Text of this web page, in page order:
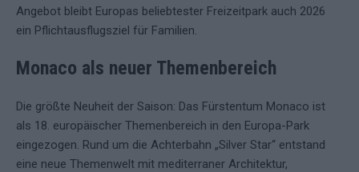
Angebot bleibt Europas beliebtester Freizeitpark auch 2026
ein Pflichtausflugsziel für Familien.
Monaco als neuer Themenbereich
Die größte Neuheit der Saison: Das Fürstentum Monaco ist
als 18. europäischer Themenbereich in den Europa-Park
eingezogen. Rund um die Achterbahn „Silver Star“ entstand
eine neue Themenwelt mit mediterraner Architektur,